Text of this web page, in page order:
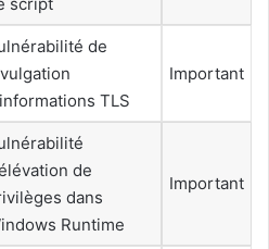
de
TLS
Important
de
dans
Runtime
Important